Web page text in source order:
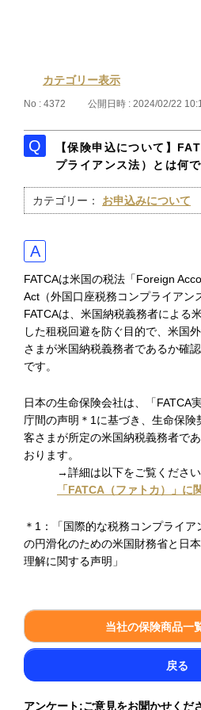
カテゴリー表示
No : 4372 公開日時 : 2024/02/22
【保険申込について】
プライアンス法）とは何
カテゴリー： お申込みについて
FATCAは米国の税法「Foreign
Act（外国口座税務コンプライアン
FATCAは、米国納税義務者による
した租税回避を防ぐ目的で、米国
さまが米国納税義務者であるか確
です。
日本の生命保険会社は、「FATCA
庁間の声明＊1に基づき、生命保険
客さまが所定の米国納税義務者で
おります。
→詳細は以下をご覧ください
「FATCA（ファトカ）」
＊1：「国際的な税務コンプライ
の円滑化のための米国財務省と日
理解に関する声明」
当社の保険商品一
戻る
アンケート:ご意見をお聞かせくだ